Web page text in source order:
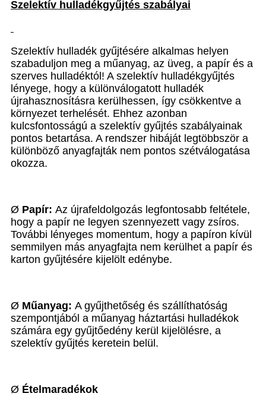
Szelektív hulladékgyűjtés szabályai
Szelektív hulladék gyűjtésére alkalmas helyen
szabaduljon meg a műanyag, az üveg, a papír és a
szerves hulladéktól! A szelektív hulladékgyűjtés
lényege, hogy a különválogatott hulladék
újrahasznosításra kerülhessen, így csökkentve a
környezet terhelését. Ehhez azonban
kulcsfontosságú a szelektív gyűjtés szabályainak
pontos betartása. A rendszer hibáját legtöbbször a
különböző anyagfajták nem pontos szétválogatása
okozza.
Ø Papír: Az újrafeldolgozás legfontosabb feltétele,
hogy a papír ne legyen szennyezett vagy zsíros.
További lényeges momentum, hogy a papíron kívül
semmilyen más anyagfajta nem kerülhet a papír és
karton gyűjtésére kijelölt edénybe.
Ø Műanyag: A gyűjthetőség és szállíthatóság
szempontjából a műanyag háztartási hulladékok
számára egy gyűjtőedény kerül kijelölésre, a
szelektív gyűjtés keretein belül.
Ø Ételmaradékok